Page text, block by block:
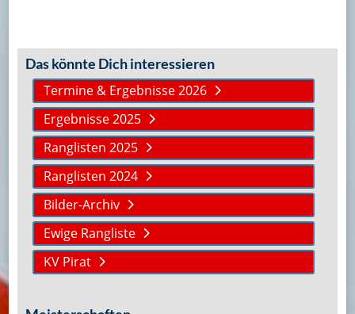
Das könnte Dich interessieren
Termine & Ergebnisse 2026
Ergebnisse 2025
Ranglisten 2025
Ranglisten 2024
Bilder-Archiv
Ewige Rangliste
KV Pirat